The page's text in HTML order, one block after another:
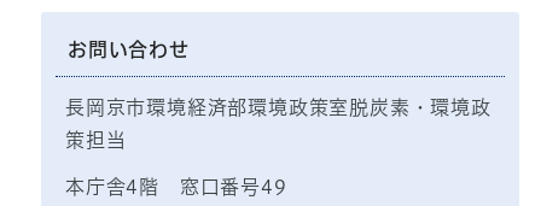
お問い合わせ
長岡京市環境経済部環境政策室脱炭素・環境政
策担当
本庁舎4階 窓口番号49